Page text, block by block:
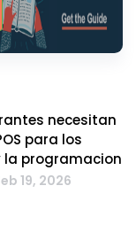
necesitan
para los
la programacion
19, 2026